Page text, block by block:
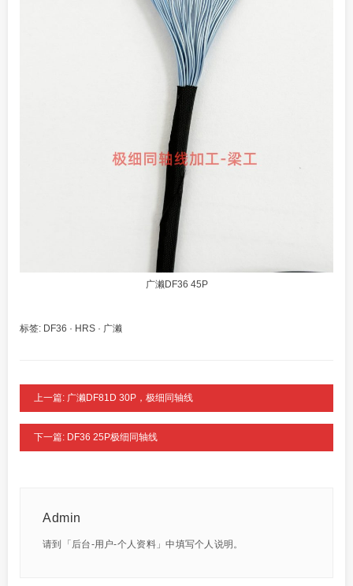
广濑DF36 45P
标签: DF36 · HRS · 广濑
上一篇: 广濑DF81D 30P，极细同轴线
下一篇: DF36 25P极细同轴线
Admin
请到「后台-用户-个人资料」中填写个人说明。